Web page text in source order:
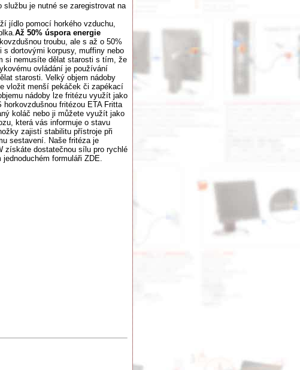
službu je nutné se zaregistrovat na
jídlo pomocí horkého vzduchu,
Až 50% úspora energie
troubu, ale s až o 50%
dortovými korpusy, muffiny nebo
si nemusíte dělat starosti s tím, že
ovládání je používání
starosti. Velký objem nádoby
vložit menší pekáček či zapékací
nádoby lze fritézu využít jako
horkovzdušnou fritézou ETA Fritta
koláč nebo ji můžete využít jako
která vás informuje o stavu
zajistí stabilitu přístroje při
sestavení. Naše fritéza je
získáte dostatečnou sílu pro rychlé
formuláři ZDE.